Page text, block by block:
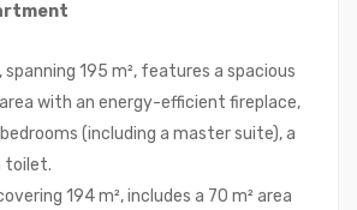
spanning 195 m², features a spacious
with an energy-efficient fireplace,
(including a master suite), a
toilet.
194 m², includes a 70 m² area